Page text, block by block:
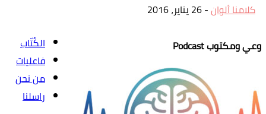
كلامنا ألوان-26 يناير، 2016
وعي ومكتوب Podcast
الكُتّاب
فاعليات
من نحن
راسلنا